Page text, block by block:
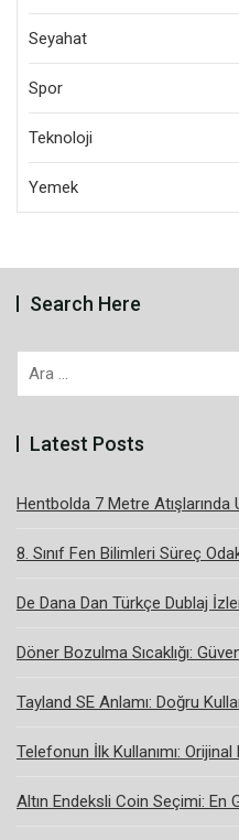
Seyahat
Spor
Teknoloji
Yemek
Search Here
Arama:
Latest Posts
Hentbolda 7 Metre Atışlarında
8. Sınıf Fen Bilimleri Süreç
De Dana Dan Türkçe Dublaj
Döner Bozulma Sıcaklığı:
Tayland SE Anlamı: Doğru
Telefonun İlk Kullanımı:
Altın Endeksli Coin Seçimi: En